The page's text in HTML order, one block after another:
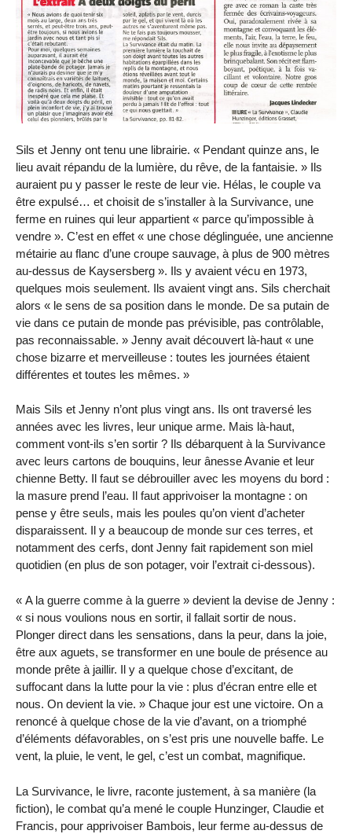
Sils et Jenny ont tenu une librairie. « Pendant quinze ans, le
lieu avait répandu de la lumière, du rêve, de la fantaisie. » Ils
auraient pu y passer le reste de leur vie. Hélas, le couple va
être expulsé… et choisit de s’installer à la Survivance, une
ferme en ruines qui leur appartient « parce qu’impossible à
vendre ». C’est en effet « une chose déglinguée, une ancienne
métairie au flanc d’une croupe sauvage, à plus de 900 mètres
au-dessus de Kaysersberg ». Ils y avaient vécu en 1973,
quelques mois seulement. Ils avaient vingt ans. Sils cherchait
alors « le sens de sa position dans le monde. De sa putain de
vie dans ce putain de monde pas prévisible, pas contrôlable,
pas reconnaissable. » Jenny avait découvert là-haut « une
chose bizarre et merveilleuse : toutes les journées étaient
différentes et toutes les mêmes. »
Mais Sils et Jenny n’ont plus vingt ans. Ils ont traversé les
années avec les livres, leur unique arme. Mais là-haut,
comment vont-ils s’en sortir ? Ils débarquent à la Survivance
avec leurs cartons de bouquins, leur ânesse Avanie et leur
chienne Betty. Il faut se débrouiller avec les moyens du bord :
la masure prend l’eau. Il faut apprivoiser la montagne : on
pense y être seuls, mais les poules qu’on vient d’acheter
disparaissent. Il y a beaucoup de monde sur ces terres, et
notamment des cerfs, dont Jenny fait rapidement son miel
quotidien (en plus de son potager, voir l’extrait ci-dessous).
« A la guerre comme à la guerre » devient la devise de Jenny :
« si nous voulions nous en sortir, il fallait sortir de nous.
Plonger direct dans les sensations, dans la peur, dans la joie,
être aux aguets, se transformer en une boule de présence au
monde prête à jaillir. Il y a quelque chose d’excitant, de
suffocant dans la lutte pour la vie : plus d’écran entre elle et
nous. On devient la vie. » Chaque jour est une victoire. On a
renoncé à quelque chose de la vie d’avant, on a triomphé
d’éléments défavorables, on s’est pris une nouvelle baffe. Le
vent, la pluie, le vent, le gel, c’est un combat, magnifique.
La Survivance, le livre, raconte justement, à sa manière (la
fiction), le combat qu’a mené le couple Hunzinger, Claudie et
Francis, pour apprivoiser Bambois, leur ferme au-dessus de